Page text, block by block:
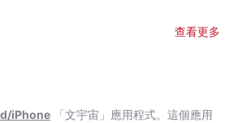
查看更多
iPhone 「文宇宙」應用程式。這個應用